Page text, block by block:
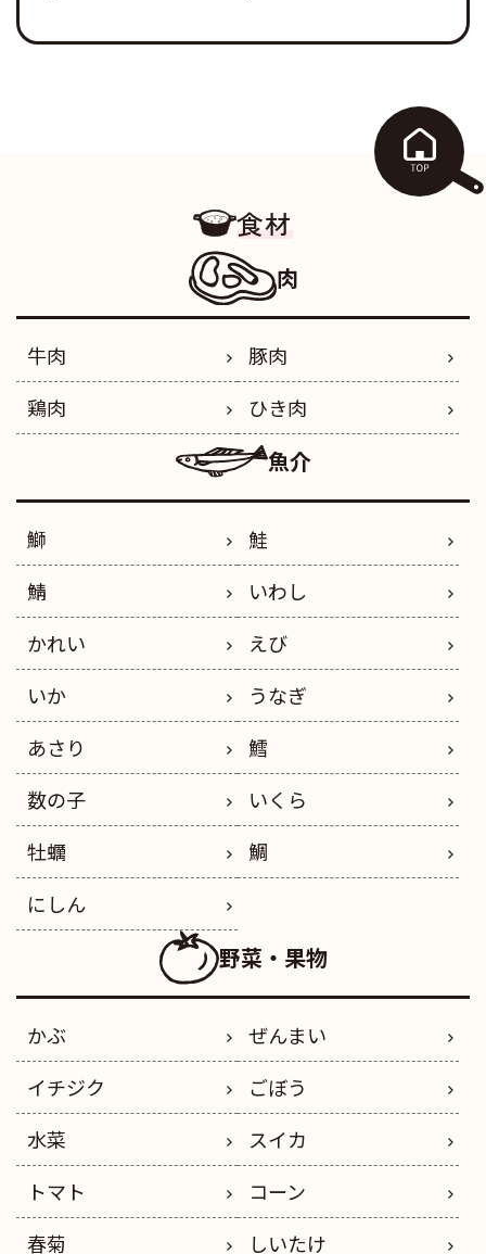
食材
肉
牛肉
豚肉
鶏肉
ひき肉
魚介
鰤
鮭
鯖
いわし
かれい
えび
いか
うなぎ
あさり
鱈
数の子
いくら
牡蠣
鯛
にしん
野菜・果物
かぶ
ぜんまい
イチジク
ごぼう
水菜
スイカ
トマト
コーン
春菊
しいたけ